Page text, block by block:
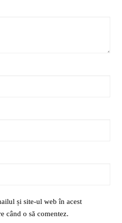
și site-ul web în acest
când o să comentez.